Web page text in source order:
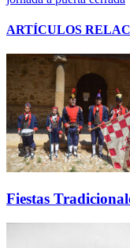
ARTÍCULOS
Fiestas